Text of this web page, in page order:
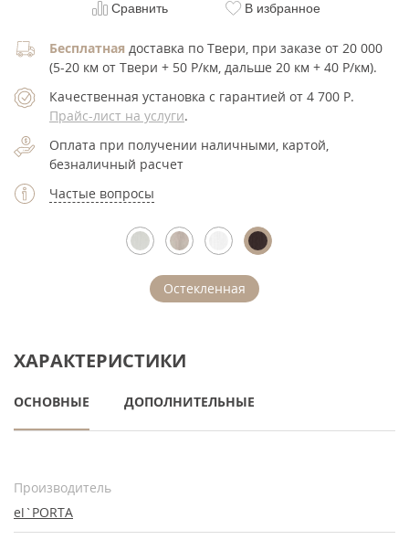
Сравнить В избранное
Бесплатная доставка по Твери, при заказе от 20 000
(5-20 км от Твери + 50 Р/км, дальше 20 км + 40 Р/км).
Качественная установка с гарантией от 4 700 Р.
Прайс-лист на услуги.
Оплата при получении наличными, картой,
безналичный расчет
Частые вопросы
Остекленная
ХАРАКТЕРИСТИКИ
ОСНОВНЫЕ ДОПОЛНИТЕЛЬНЫЕ
Производитель
el`PORTA